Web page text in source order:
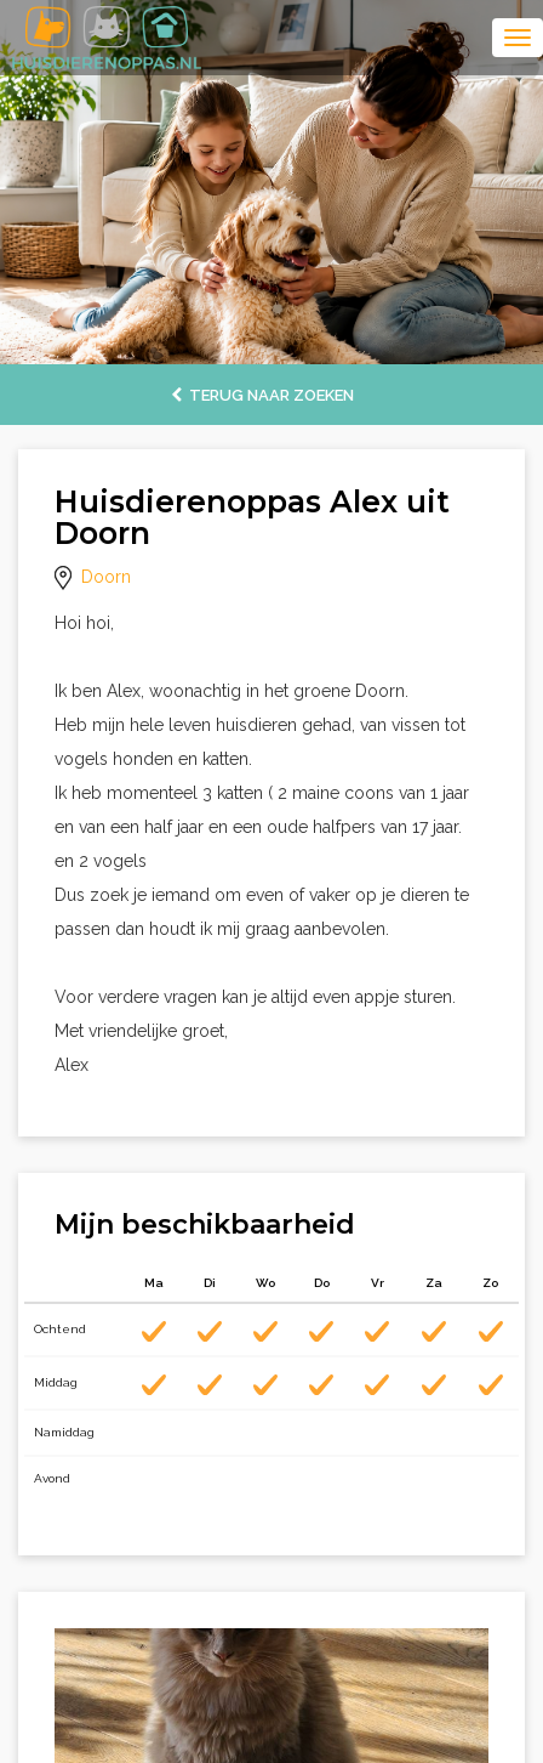
TERUG NAAR ZOEKEN
Huisdierenoppas Alex uit
Doorn
Doorn
Hoi hoi,
Ik ben Alex, woonachtig in het groene Doorn.
Heb mijn hele leven huisdieren gehad, van vissen tot
vogels honden en katten.
Ik heb momenteel 3 katten ( 2 maine coons van 1 jaar
en van een half jaar en een oude halfpers van 17 jaar.
en 2 vogels
Dus zoek je iemand om even of vaker op je dieren te
passen dan houdt ik mij graag aanbevolen.
Voor verdere vragen kan je altijd even appje sturen.
Met vriendelijke groet,
Alex
Mijn beschikbaarheid
Ma Di Wo Do Vr Za Zo
Ochtend
Middag
Namiddag
Avond